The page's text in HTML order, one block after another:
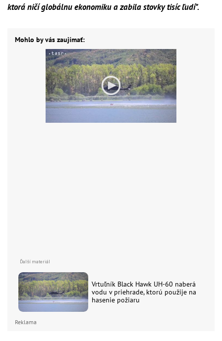
ktorá ničí globálnu ekonomiku a zabila stovky tisíc ľudí".
Mohlo by vás zaujímať:
Vrtuľník Black Hawk UH-60 naberá
vodu v priehrade, ktorú použije na
hasenie požiaru
Reklama